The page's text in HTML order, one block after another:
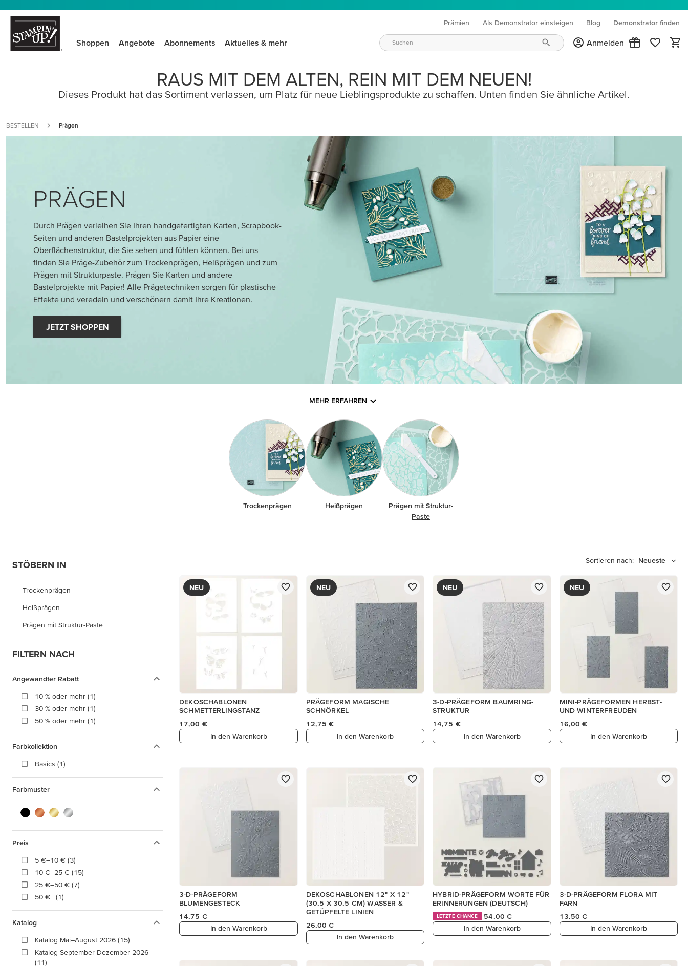
Prämien Als Demonstrator einsteigen Blog
(opens in new tab)
Demonstrator finden
Shoppen Angebote Abonnements Aktuelles & mehr Anmelden
RAUS MIT DEM ALTEN, REIN MIT DEM NEUEN!
Dieses Produkt hat das Sortiment verlassen, um Platz für neue Lieblingsprodukte zu schaffen. Unten finden Sie ähnliche Artikel.
BESTELLEN Prägen
PRÄGEN
Durch Prägen verleihen Sie Ihren handgefertigten Karten, Scrapbook-
Seiten und anderen Bastelprojekten aus Papier eine
Oberflächenstruktur, die Sie sehen und fühlen können. Bei uns
finden Sie Präge-Zubehör zum Trockenprägen, Heißprägen und zum
Prägen mit Strukturpaste. Prägen Sie Karten und andere
Bastelprojekte mit Papier! Alle Prägetechniken sorgen für plastische
Effekte und veredeln und verschönern damit Ihre Kreationen.
JETZT SHOPPEN
MEHR ERFAHREN
Trockenprägen Heißprägen
Prägen mit Struktur-
Paste
STÖBERN IN
Trockenprägen
Heißprägen
Prägen mit Struktur-Paste
FILTERN NACH
Angewandter Rabatt
10 % oder mehr (1)
30 % oder mehr (1)
50 % oder mehr (1)
Farbkollektion
Basics (1)
Farbmuster
Preis
5 €–10 € (3)
10 €–25 € (15)
25 €–50 € (7)
50 €+ (1)
Katalog
Katalog Mai–August 2026 (15)
Katalog September-Dezember 2026
(11)
Sortieren nach: Neueste
NEU
DEKOSCHABLONEN
SCHMETTERLINGSTANZ
17,00 €
In den Warenkorb
NEU
PRÄGEFORM MAGISCHE
SCHNÖRKEL
12,75 €
In den Warenkorb
NEU
3-D-PRÄGEFORM BAUMRING-
STRUKTUR
14,75 €
In den Warenkorb
NEU
MINI-PRÄGEFORMEN HERBST-
UND WINTERFREUDEN
16,00 €
In den Warenkorb
3-D-PRÄGEFORM
BLUMENGESTECK
14,75 €
In den Warenkorb
DEKOSCHABLONEN 12" X 12"
(30,5 X 30,5 CM) WASSER &
GETÜPFELTE LINIEN
26,00 €
In den Warenkorb
HYBRID-PRÄGEFORM WORTE FÜR
ERINNERUNGEN (DEUTSCH)
LETZTE CHANCE
54,00 €
In den Warenkorb
3-D-PRÄGEFORM FLORA MIT
FARN
13,50 €
In den Warenkorb